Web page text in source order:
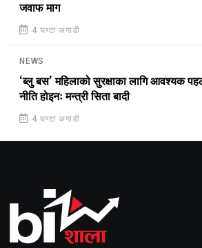
जवाफ माग
4 घण्टा अगाडी
NEWS
‘ब्लु बस’ महिलाको सुरक्षाका लागि आवश्यक
नीति होइनः मन्त्री सिता बादी
4 घण्टा अगाडी